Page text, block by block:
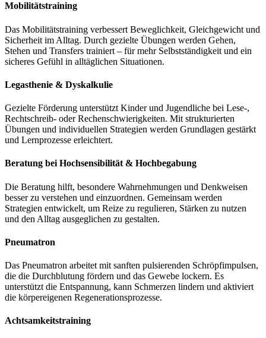
Mobilitätstraining
Das Mobilitätstraining verbessert Beweglichkeit, Gleichgewicht und
Sicherheit im Alltag. Durch gezielte Übungen werden Gehen,
Stehen und Transfers trainiert – für mehr Selbstständigkeit und ein
sicheres Gefühl in alltäglichen Situationen.
Legasthenie & Dyskalkulie
Gezielte Förderung unterstützt Kinder und Jugendliche bei Lese-,
Rechtschreib- oder Rechenschwierigkeiten. Mit strukturierten
Übungen und individuellen Strategien werden Grundlagen gestärkt
und Lernprozesse erleichtert.
Beratung bei Hochsensibilität & Hochbegabung
Die Beratung hilft, besondere Wahrnehmungen und Denkweisen
besser zu verstehen und einzuordnen. Gemeinsam werden
Strategien entwickelt, um Reize zu regulieren, Stärken zu nutzen
und den Alltag ausgeglichen zu gestalten.
Pneumatron
Das Pneumatron arbeitet mit sanften pulsierenden Schröpfimpulsen,
die die Durchblutung fördern und das Gewebe lockern. Es
unterstützt die Entspannung, kann Schmerzen lindern und aktiviert
die körpereigenen Regenerationsprozesse.
Achtsamkeitstraining